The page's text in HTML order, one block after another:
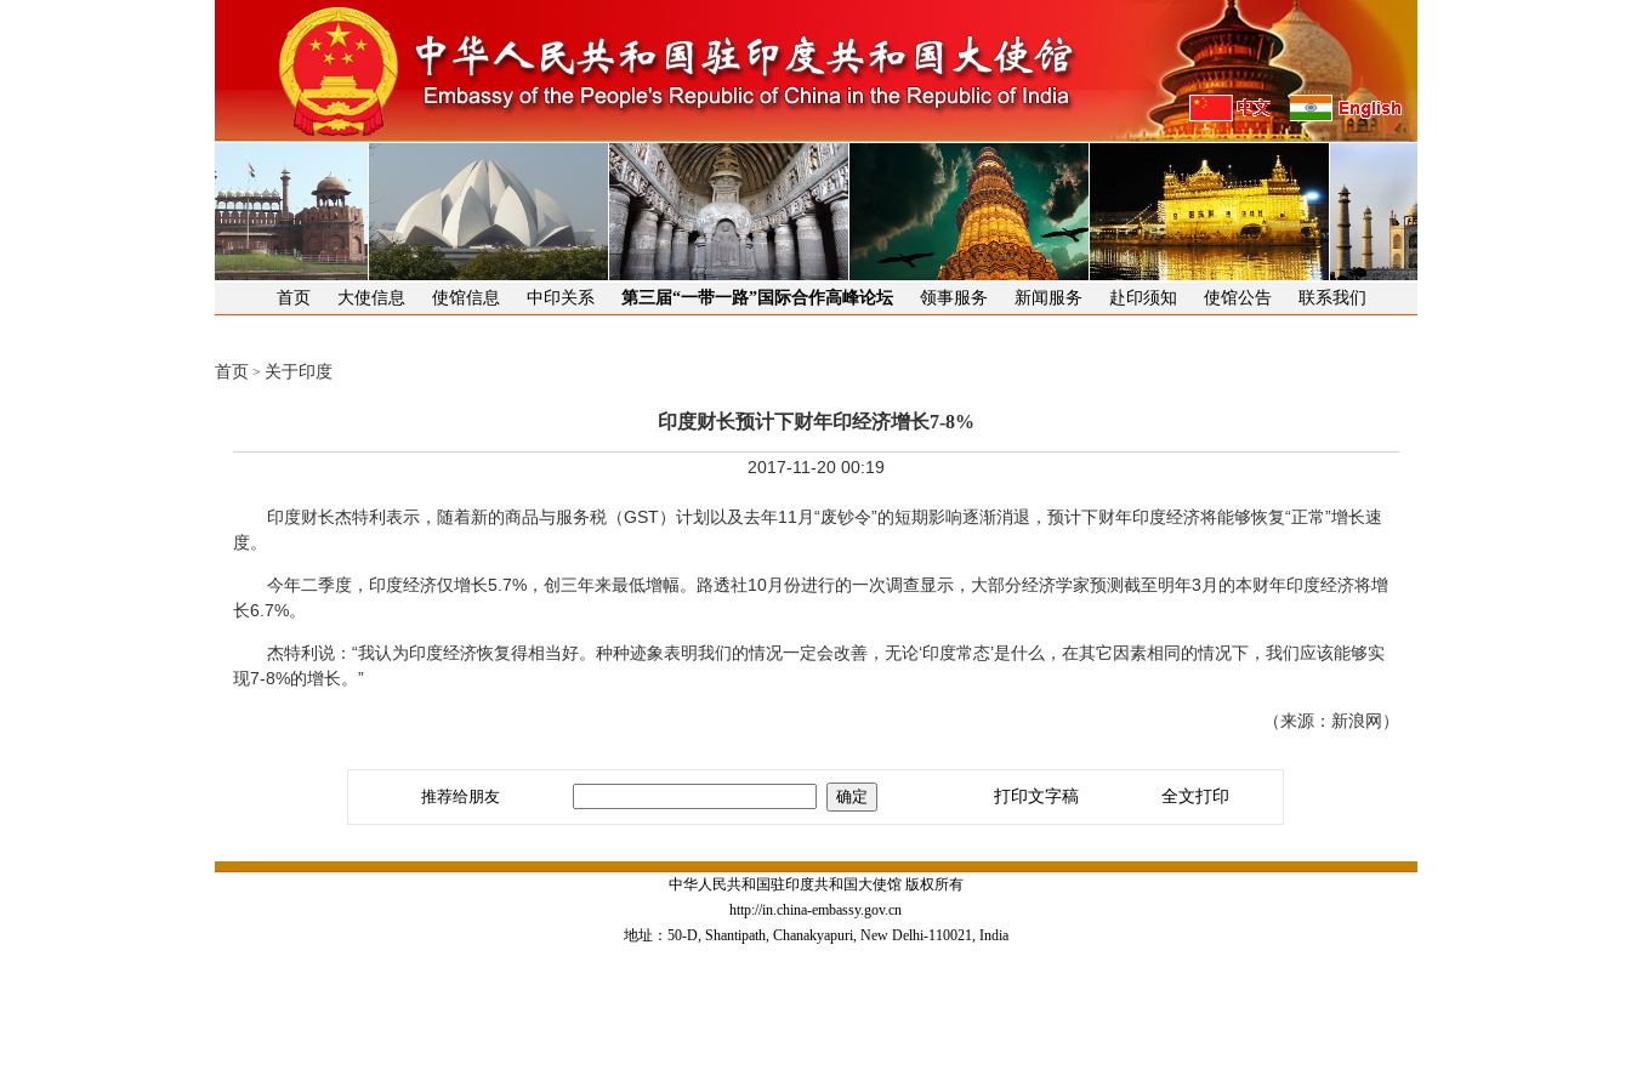
首页 大使信息 使馆信息 中印关系 第三届“一带一路”国际合作高峰论坛 领事服务 新闻服务 赴印须知 使馆公告 联系我们
首页 > 关于印度
印度财长预计下财年印经济增长7-8%
2017-11-20 00:19
印度财长杰特利表示，随着新的商品与服务税（GST）计划以及去年11月“废钞令”的短期影响逐渐消退，预计下财年印度经济将能够恢复“正常”增长速
度。
今年二季度，印度经济仅增长5.7%，创三年来最低增幅。路透社10月份进行的一次调查显示，大部分经济学家预测截至明年3月的本财年印度经济将增
长6.7%。
杰特利说：“我认为印度经济恢复得相当好。种种迹象表明我们的情况一定会改善，无论‘印度常态’是什么，在其它因素相同的情况下，我们应该能够实
现7-8%的增长。”
（来源：新浪网）
推荐给朋友 打印文字稿 全文打印
中华人民共和国驻印度共和国大使馆 版权所有
http://in.china-embassy.gov.cn
地址：50-D, Shantipath, Chanakyapuri, New Delhi-110021, India